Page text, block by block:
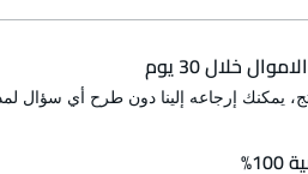
خلال 30 يوم